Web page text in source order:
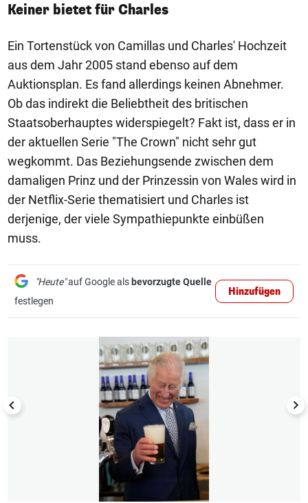
Keiner bietet für Charles
Ein Tortenstück von Camillas und Charles' Hochzeit
aus dem Jahr 2005 stand ebenso auf dem
Auktionsplan. Es fand allerdings keinen Abnehmer.
Ob das indirekt die Beliebtheit des britischen
Staatsoberhauptes widerspiegelt? Fakt ist, dass er in
der aktuellen Serie "The Crown" nicht sehr gut
wegkommt. Das Beziehungsende zwischen dem
damaligen Prinz und der Prinzessin von Wales wird in
der Netflix-Serie thematisiert und Charles ist
derjenige, der viele Sympathiepunkte einbüßen
muss.
"Heute"auf Google als bevorzugte Quelle
festlegen
Hinzufügen
1/19